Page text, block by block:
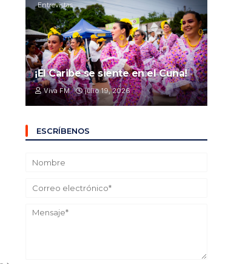
Entrevistas
¡El Caribe se siente en el Cuna!
Viva FM julio 19, 2026
ESCRÍBENOS